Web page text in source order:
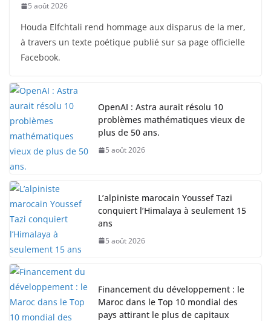
5 août 2026
Houda Elfchtali rend hommage aux disparus de la mer,
à travers un texte poétique publié sur sa page officielle
Facebook.
OpenAI : Astra aurait résolu 10
problèmes mathématiques vieux de
plus de 50 ans.
5 août 2026
L’alpiniste marocain Youssef Tazi
conquiert l’Himalaya à seulement 15
ans
5 août 2026
Financement du développement : le
Maroc dans le Top 10 mondial des
pays attirant le plus de capitaux